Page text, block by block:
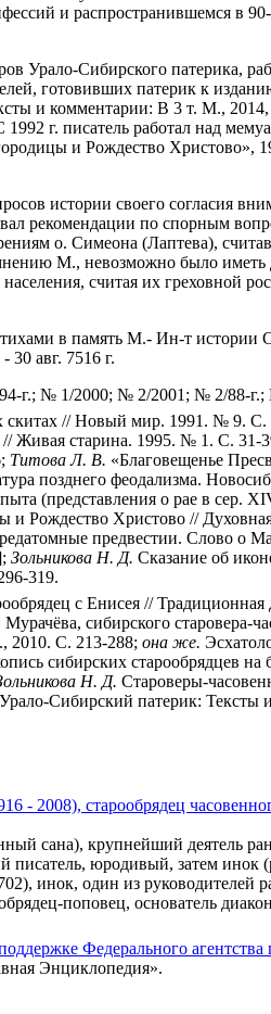
и распространившемся
Урало-Сибирского патерика,
готовивших патерик к
и комментарии: В 3 т. М.,
г. писатель работал над
и Рождество Христово»,
истории своего согласия
рекомендации по спорным
о. Симеона (Лаптева),
М., невозможно было
считая их греховной
в память М.- Ин-т
30 авг. 7516 г.
г.; № 1/2000; № 2/2001; № 2/88-г.;
скитах // Новый мир. 1991. № 9.
Живая старина. 1995. № 1. С. 31-
Титова Л. В. «Благовещенье
позднего феодализма.
(представления о рае в
и Рождество Христово //
предвестии. Слово о
Зольникова Н. Д. Сказание об
319.
с Енисея //
сибирского старовера-
2010. С. 213-288; она же.
сибирских старообрядцев
Н. Д. Староверы-
Сибирский патерик:
- 2008), старообрядец
сана), крупнейший деятель
писатель, юродивый, затем инок
инок, один из руководителей
поповец, основатель
Федерального
Энциклопедия».